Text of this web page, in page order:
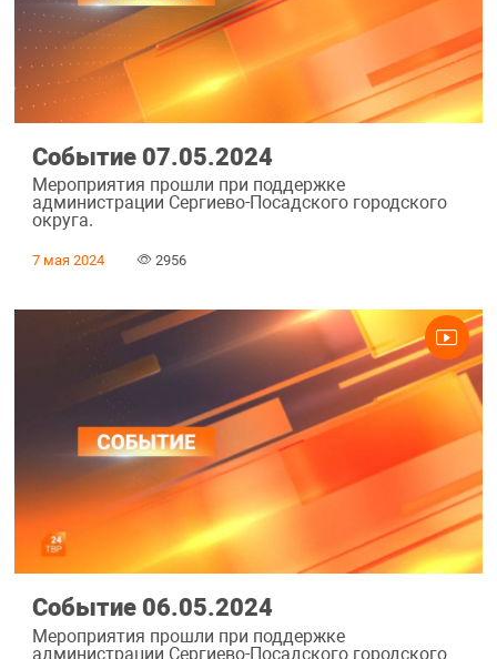
Событие 07.05.2024
Мероприятия прошли при поддержке
администрации Сергиево-Посадского городского
округа.
7 мая 2024 2956
Событие 06.05.2024
Мероприятия прошли при поддержке
администрации Сергиево-Посадского городского